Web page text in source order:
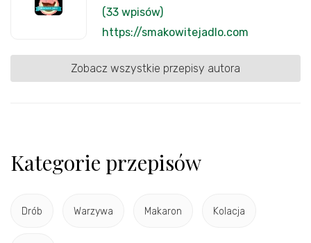
(33 wpisów)
https://smakowitejadlo.com
Zobacz wszystkie przepisy autora
Kategorie przepisów
Drób Warzywa Makaron Kolacja